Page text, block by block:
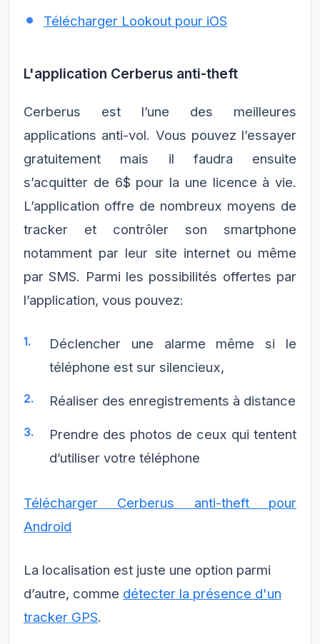
Télécharger Lookout pour iOS
L'application Cerberus anti-theft
Cerberus est l’une des meilleures
applications anti-vol. Vous pouvez l’essayer
gratuitement mais il faudra ensuite
s’acquitter de 6$ pour la une licence à vie.
L’application offre de nombreux moyens de
tracker et contrôler son smartphone
notamment par leur site internet ou même
par SMS. Parmi les possibilités offertes par
l’application, vous pouvez:
Déclencher une alarme même si le
téléphone est sur silencieux,
Réaliser des enregistrements à distance
Prendre des photos de ceux qui tentent
d’utiliser votre téléphone
Télécharger Cerberus anti-theft pour
Android
La localisation est juste une option parmi
d’autre, comme détecter la présence d'un
tracker GPS.